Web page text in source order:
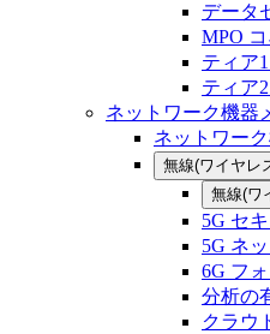
データ
MPO
ティア
ティア
ネットワーク機器
ネットワー
無線(ワイヤレ
無線(ワ
5G セ
5G ネ
6G フ
分析の
クラウ